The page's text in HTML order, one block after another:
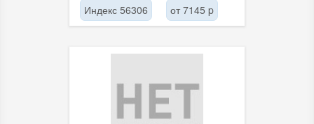
Индекс 56306 от 7145 p